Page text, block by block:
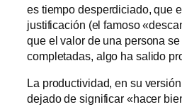
es tiempo desperdiciado, que
justificación (el famoso
que el valor de una persona
completadas, algo ha salido
La productividad, en su
dejado de significar «hacer